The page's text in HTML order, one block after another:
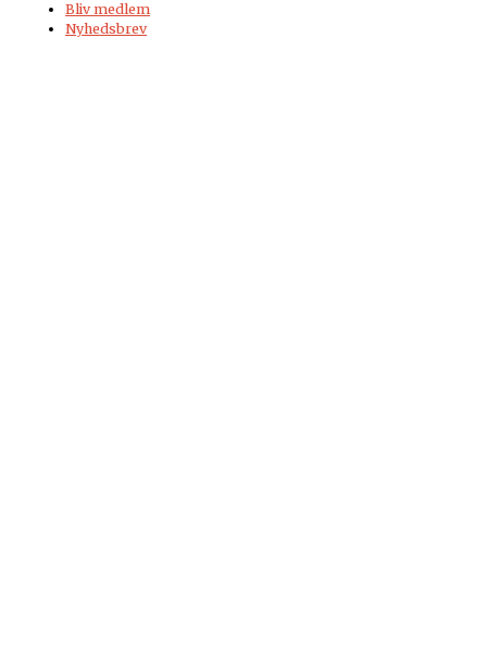
Bliv medlem
Nyhedsbrev